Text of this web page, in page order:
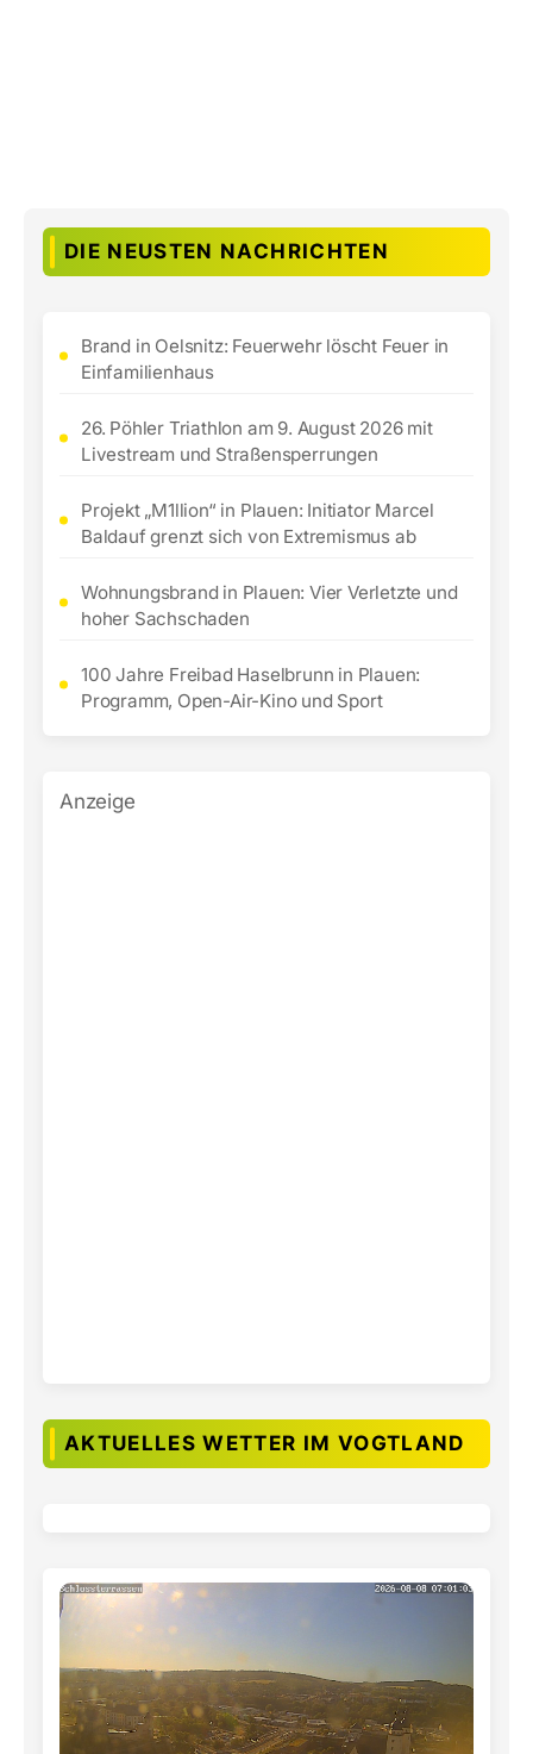
DIE NEUSTEN NACHRICHTEN
Brand in Oelsnitz: Feuerwehr löscht Feuer in
Einfamilienhaus
26. Pöhler Triathlon am 9. August 2026 mit
Livestream und Straßensperrungen
Projekt „M1llion“ in Plauen: Initiator Marcel
Baldauf grenzt sich von Extremismus ab
Wohnungsbrand in Plauen: Vier Verletzte und
hoher Sachschaden
100 Jahre Freibad Haselbrunn in Plauen:
Programm, Open-Air-Kino und Sport
Anzeige
AKTUELLES WETTER IM VOGTLAND